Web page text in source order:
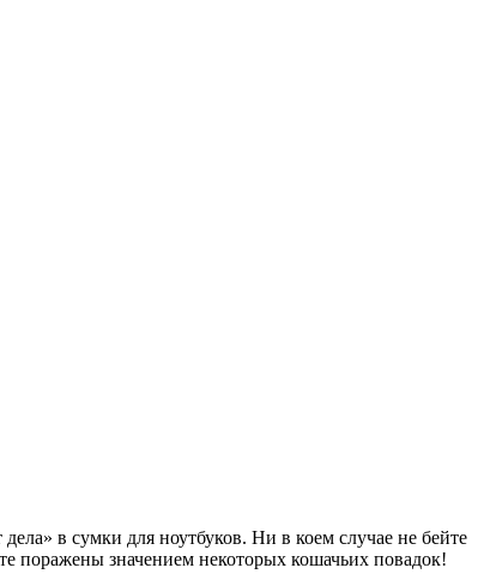
в сумки для ноутбуков. Ни в коем случае не бейте
поражены значением некоторых кошачьих повадок!